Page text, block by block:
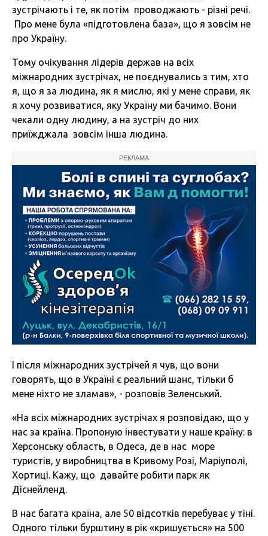
зустрічають і те, як потім проводжають - різні речі.
Про мене була «підготовлена база», що я зовсім не
про Україну.
Тому очікування лідерів держав на всіх
міжнародних зустрічах, не поєднувались з тим, хто
я, що я за людина, як я мислю, які у мене справи, як
я хочу розвиватися, яку Україну ми бачимо. Вони
чекали одну людину, а на зустріч до них
приїжджала зовсім інша людина.
РЕКЛАМА
І після міжнародних зустрічей я чув, що вони
говорять, що в Україні є реальний шанс, тільки б
мене ніхто не зламав», - розповів Зеленський.
«На всіх міжнародних зустрічах я розповідаю, що у
нас за країна. Пропоную інвестувати у наше країну: в
Херсонську область, в Одеса, де в нас море
туристів, у виробництва в Кривому Розі, Маріуполі,
Хортиці. Кажу, що давайте робити парк як
Діснейленд.
В нас багата країна, але 50 відсотків перебуває у тіні.
Одного тільки бурштину в рік «кришується» на 500